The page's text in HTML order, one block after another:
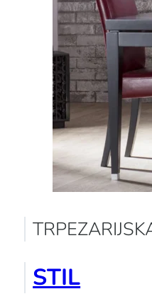
STIL